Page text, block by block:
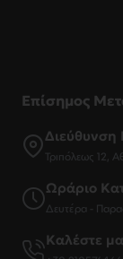
Επίσημος
Διεύθυνση
Τριπόλεως 12,
Ωράριο
Δευτέρα -
Καλέστε